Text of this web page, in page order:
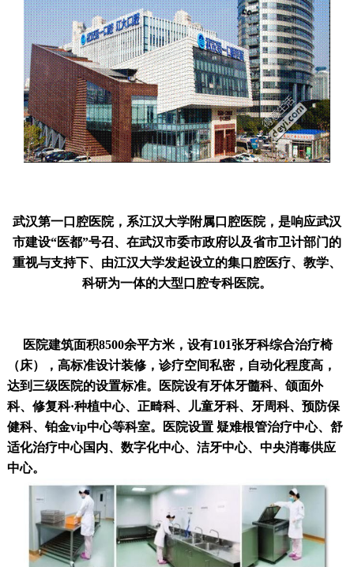
武汉第一口腔医院，系江汉大学附属口腔医院，是响应武汉
市建设“医都”号召、在武汉市委市政府以及省市卫计部门的
重视与支持下、由江汉大学发起设立的集口腔医疗、教学、
科研为一体的大型口腔专科医院。
医院建筑面积8500余平方米，设有101张牙科综合治疗椅
（床），高标准设计装修，诊疗空间私密，自动化程度高，
达到三级医院的设置标准。医院设有牙体牙髓科、颌面外
科、修复科·种植中心、正畸科、儿童牙科、牙周科、预防保
健科、铂金vip中心等科室。医院设置 疑难根管治疗中心、舒
适化治疗中心国内、数字化中心、洁牙中心、中央消毒供应
中心。